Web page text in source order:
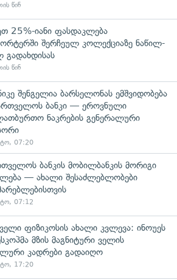
წინ
25%-იანი ფასდაკლება
შერჩეულ კოლექციაზე ნაწილ-
გადახდისას
წინ
შენგელია ბარსელონას ემშვიდობება
ბანკი — ეროვნული
ნაკრების გენერალური
07:20
ბანკის მობილბანკის მორიგი
— ახალი შესაძლებლობები
07:12
ფიზიკოსის ახალი კვლევა: ინოუეს
მზის მაგნიტური ველის
კადრები გადაიღო
17:20